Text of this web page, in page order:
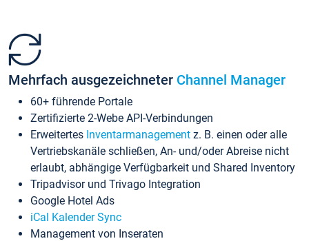
Mehrfach ausgezeichneter Channel Manager
60+ führende Portale
Zertifizierte 2-Webe API-Verbindungen
Erweitertes Inventarmanagement z. B. einen oder alle
Vertriebskanäle schließen, An- und/oder Abreise nicht
erlaubt, abhängige Verfügbarkeit und Shared Inventory
Tripadvisor und Trivago Integration
Google Hotel Ads
iCal Kalender Sync
Management von Inseraten